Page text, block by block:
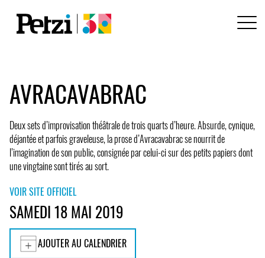
AVRACAVABRAC
Deux sets d’improvisation théâtrale de trois quarts d’heure. Absurde, cynique,
déjantée et parfois graveleuse, la prose d’Avracavabrac se nourrit de
l’imagination de son public, consignée par celui-ci sur des petits papiers dont
une vingtaine sont tirés au sort.
VOIR SITE OFFICIEL
SAMEDI 18 MAI 2019
AJOUTER AU CALENDRIER